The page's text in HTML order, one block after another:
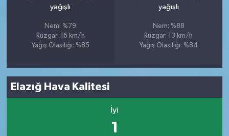
yağışlı
Nem: %79
Rüzgar: 16 km/h
Yağış Olasılığı: %85
yağışlı
Nem: %88
Rüzgar: 13 km/h
Yağış Olasılığı: %84
Elazığ Hava Kalitesi
İyi
1